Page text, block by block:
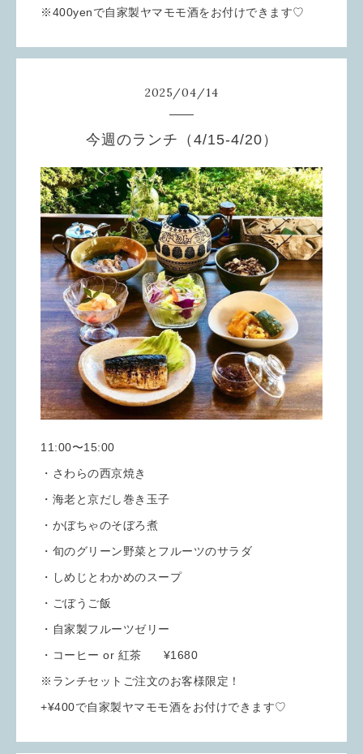
※400yenで自家製ヤマモモ酒をお付けできます♡
2025/04/14
今週のランチ（4/15-4/20）
11:00〜15:00
・さわらの西京焼き
・海老と京だし巻き玉子
・かぼちゃのそぼろ煮
・旬のグリーン野菜とフルーツのサラダ
・しめじとわかめのスープ
・ごぼうご飯
・自家製フルーツゼリー
・コーヒー or 紅茶 ¥1680
※ランチセットご注文のお客様限定！
+¥400で自家製ヤマモモ酒をお付けできます♡